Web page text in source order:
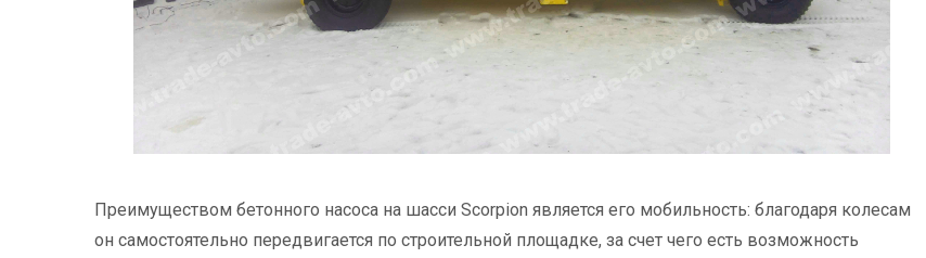
Преимуществом бетонного насоса на шасси Scorpion является его мобильность: благодаря колесам
он самостоятельно передвигается по строительной площадке, за счет чего есть возможность